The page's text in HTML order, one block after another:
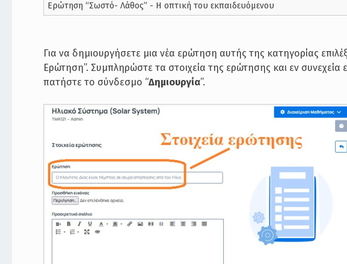
Eρώτηση “Σωστό- Λάθος” - Η οπτική του εκπαιδευόμενου
Για να δημιουργήσετε μια νέα ερώτηση αυτής της κατηγορίας
Ερώτηση”. Συμπληρώστε τα στοιχεία της ερώτησης και εν συνεχεία
πατήστε το σύνδεσμο “Δημιουργία”.